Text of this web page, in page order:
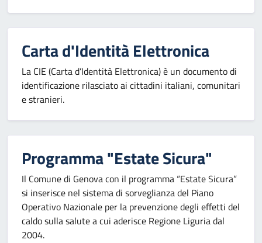
Carta d'Identità Elettronica
La CIE (Carta d’Identità Elettronica) è un documento di
identificazione rilasciato ai cittadini italiani, comunitari
e stranieri.
Programma "Estate Sicura"
Il Comune di Genova con il programma “Estate Sicura”
si inserisce nel sistema di sorveglianza del Piano
Operativo Nazionale per la prevenzione degli effetti del
caldo sulla salute a cui aderisce Regione Liguria dal
2004.